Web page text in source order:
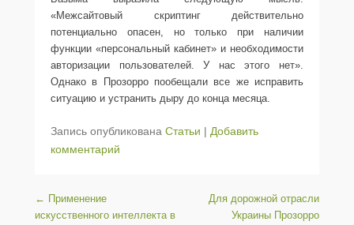
«Межсайтовый скриптинг действительно
потенциально опасен, но только при наличии
функции «персональный кабинет» и необходимости
авторизации пользователей. У нас этого нет».
Однако в Прозорро пообещали все же исправить
ситуацию и устранить дыру до конца месяца.
Запись опубликована Статьи | Добавить
комментарий
Навигация по записям
← Применение
искусственного интеллекта в
Для дорожной отрасли
Украины Прозорро